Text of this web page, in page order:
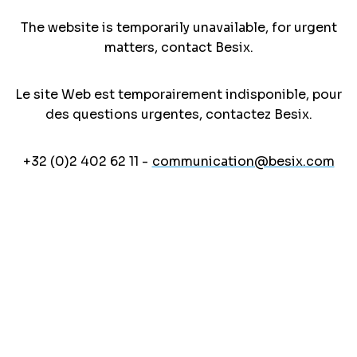
The website is temporarily unavailable, for urgent
matters, contact Besix.
Le site Web est temporairement indisponible, pour
des questions urgentes, contactez Besix.
+32 (0)2 402 62 11 - communication@besix.com